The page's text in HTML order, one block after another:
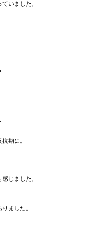
いました。
期に。
じました。
ました。